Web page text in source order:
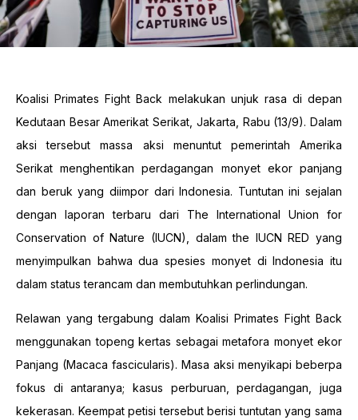
Koalisi Primates Fight Back melakukan unjuk rasa di depan
Kedutaan Besar Amerikat Serikat, Jakarta, Rabu (13/9). Dalam
aksi tersebut massa aksi menuntut pemerintah Amerika
Serikat menghentikan perdagangan monyet ekor panjang
dan beruk yang diimpor dari Indonesia. Tuntutan ini sejalan
dengan laporan terbaru dari The International Union for
Conservation of Nature (IUCN), dalam the IUCN RED yang
menyimpulkan bahwa dua spesies monyet di Indonesia itu
dalam status terancam dan membutuhkan perlindungan.
Relawan yang tergabung dalam Koalisi Primates Fight Back
menggunakan topeng kertas sebagai metafora monyet ekor
Panjang (Macaca fascicularis). Masa aksi menyikapi beberpa
fokus di antaranya; kasus perburuan, perdagangan, juga
kekerasan. Keempat petisi tersebut berisi tuntutan yang sama